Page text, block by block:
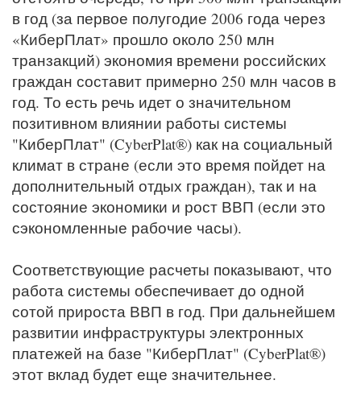
в год (за первое полугодие 2006 года через
«КиберПлат» прошло около 250 млн
транзакций) экономия времени российских
граждан составит примерно 250 млн часов в
год. То есть речь идет о значительном
позитивном влиянии работы системы
"КиберПлат" (CyberPlat®) как на социальный
климат в стране (если это время пойдет на
дополнительный отдых граждан), так и на
состояние экономики и рост ВВП (если это
сэкономленные рабочие часы).
Соответствующие расчеты показывают, что
работа системы обеспечивает до одной
сотой прироста ВВП в год. При дальнейшем
развитии инфраструктуры электронных
платежей на базе "КиберПлат" (CyberPlat®)
этот вклад будет еще значительнее.